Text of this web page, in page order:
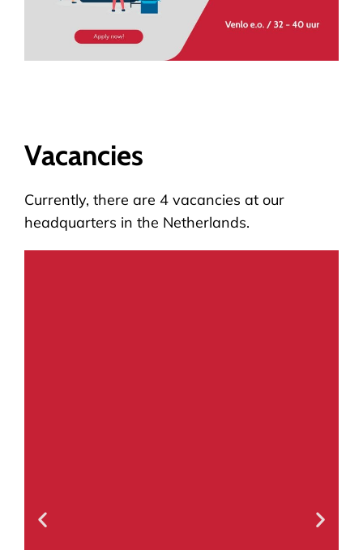
Vacancies
Currently, there are 4 vacancies at our
headquarters in the Netherlands.